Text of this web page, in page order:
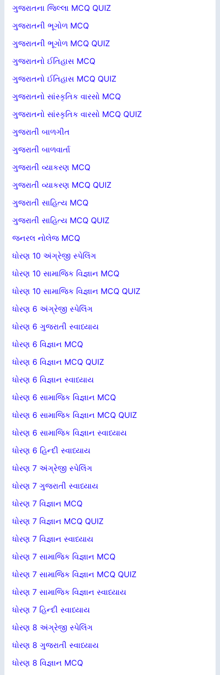
ગુજરાતના જિલ્લા MCQ QUIZ
ગુજરાતની ભૂગોળ MCQ
ગુજરાતની ભૂગોળ MCQ QUIZ
ગુજરાતનો ઈતિહાસ MCQ
ગુજરાતનો ઈતિહાસ MCQ QUIZ
ગુજરાતનો સાંસ્કૃતિક વારસો MCQ
ગુજરાતનો સાંસ્કૃતિક વારસો MCQ QUIZ
ગુજરાતી બાળગીત
ગુજરાતી બાળવાર્તા
ગુજરાતી વ્યાકરણ MCQ
ગુજરાતી વ્યાકરણ MCQ QUIZ
ગુજરાતી સાહિત્ય MCQ
ગુજરાતી સાહિત્ય MCQ QUIZ
જનરલ નોલેજ MCQ
ધોરણ 10 અંગ્રેજી સ્પેલિંગ
ધોરણ 10 સામાજિક વિજ્ઞાન MCQ
ધોરણ 10 સામાજિક વિજ્ઞાન MCQ QUIZ
ધોરણ 6 અંગ્રેજી સ્પેલિંગ
ધોરણ 6 ગુજરાતી સ્વાધ્યાય
ધોરણ 6 વિજ્ઞાન MCQ
ધોરણ 6 વિજ્ઞાન MCQ QUIZ
ધોરણ 6 વિજ્ઞાન સ્વાધ્યાય
ધોરણ 6 સામાજિક વિજ્ઞાન MCQ
ધોરણ 6 સામાજિક વિજ્ઞાન MCQ QUIZ
ધોરણ 6 સામાજિક વિજ્ઞાન સ્વાધ્યાય
ધોરણ 6 હિન્દી સ્વાધ્યાય
ધોરણ 7 અંગ્રેજી સ્પેલિંગ
ધોરણ 7 ગુજરાતી સ્વાધ્યાય
ધોરણ 7 વિજ્ઞાન MCQ
ધોરણ 7 વિજ્ઞાન MCQ QUIZ
ધોરણ 7 વિજ્ઞાન સ્વાધ્યાય
ધોરણ 7 સામાજિક વિજ્ઞાન MCQ
ધોરણ 7 સામાજિક વિજ્ઞાન MCQ QUIZ
ધોરણ 7 સામાજિક વિજ્ઞાન સ્વાધ્યાય
ધોરણ 7 હિન્દી સ્વાધ્યાય
ધોરણ 8 અંગ્રેજી સ્પેલિંગ
ધોરણ 8 ગુજરાતી સ્વાધ્યાય
ધોરણ 8 વિજ્ઞાન MCQ